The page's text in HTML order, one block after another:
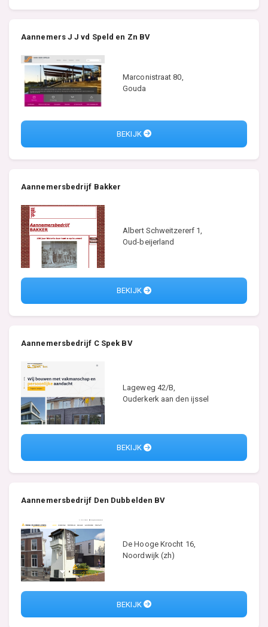
Aannemers J J vd Speld en Zn BV
Marconistraat 80,
Gouda
BEKIJK
Aannemersbedrijf Bakker
Albert Schweitzererf 1,
Oud-beijerland
BEKIJK
Aannemersbedrijf C Spek BV
Lageweg 42/B,
Ouderkerk aan den ijssel
BEKIJK
Aannemersbedrijf Den Dubbelden BV
De Hooge Krocht 16,
Noordwijk (zh)
BEKIJK